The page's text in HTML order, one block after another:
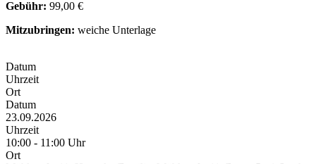
Gebühr: 99,00 €
Mitzubringen: weiche Unterlage
Datum
Uhrzeit
Ort
Datum
23.09.2026
Uhrzeit
10:00 - 11:00 Uhr
Ort